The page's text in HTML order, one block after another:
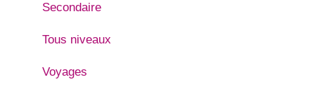
Secondaire
Tous niveaux
Voyages